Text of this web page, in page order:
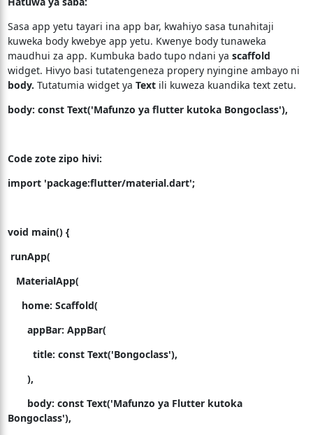
Sasa app yetu tayari ina app bar, kwahiyo sasa tunahitaji
kuweka body kwebye app yetu. Kwenye body tunaweka
maudhui za app. Kumbuka bado tupo ndani ya scaffold
widget. Hivyo basi tutatengeneza propery nyingine ambayo ni
body. Tutatumia widget ya Textili kuweza kuandika text zetu.
body: const Text('Mafunzo ya flutter kutoka Bongoclass'),
Code zote zipo hivi:
import 'package:flutter/material.dart';
void main() {
runApp(
MaterialApp(
home: Scaffold(
appBar: AppBar(
title: const Text('Bongoclass'),
),
body: const Text('Mafunzo ya Flutter kutoka
Bongoclass'),